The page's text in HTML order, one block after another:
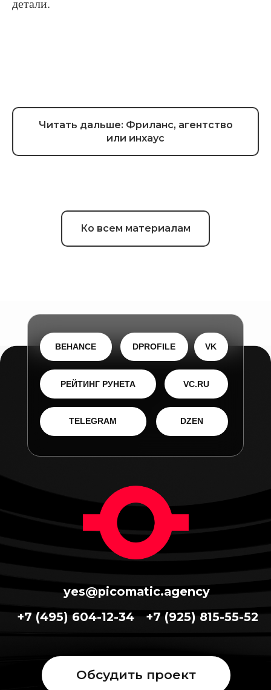
детали.
Читать дальше: Фриланс, агентство
или инхаус
Ко всем материалам
ТЕЛЕГРАМ
DPROFILE
VK
Обсудить проект